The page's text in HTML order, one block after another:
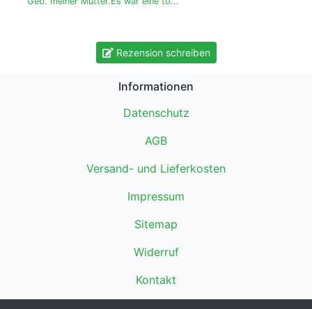
Rezension schreiben
Informationen
Datenschutz
AGB
Versand- und Lieferkosten
Impressum
Sitemap
Widerruf
Kontakt